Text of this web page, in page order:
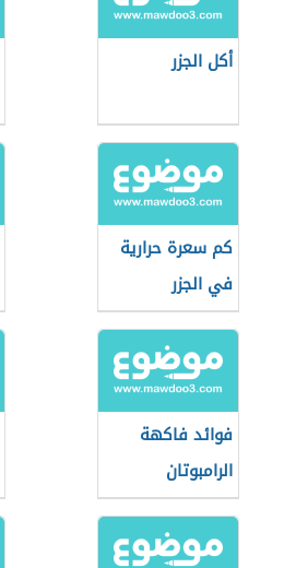
أكل الجزر
كم سعرة حرارية
في الجزر
فوائد فاكهة
الرامبوتان